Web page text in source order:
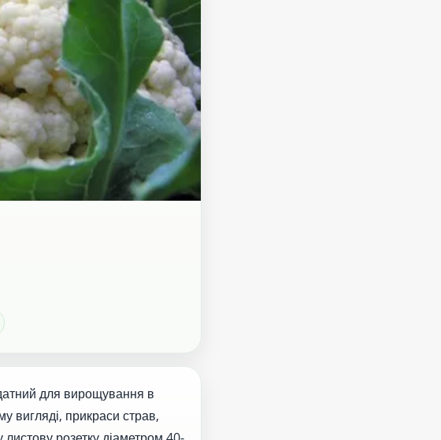
для вирощування в
вигляді, прикраси страв,